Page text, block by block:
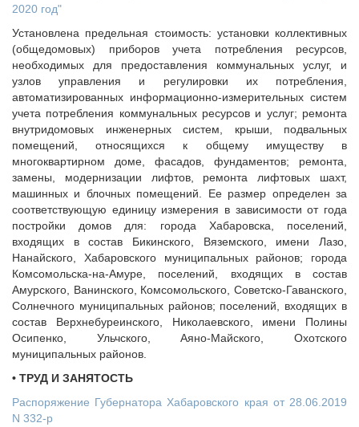
2020 год"
Установлена предельная стоимость: установки коллективных
(общедомовых) приборов учета потребления ресурсов,
необходимых для предоставления коммунальных услуг, и
узлов управления и регулировки их потребления,
автоматизированных информационно-измерительных систем
учета потребления коммунальных ресурсов и услуг; ремонта
внутридомовых инженерных систем, крыши, подвальных
помещений, относящихся к общему имуществу в
многоквартирном доме, фасадов, фундаментов; ремонта,
замены, модернизации лифтов, ремонта лифтовых шахт,
машинных и блочных помещений. Ее размер определен за
соответствующую единицу измерения в зависимости от года
постройки домов для: города Хабаровска, поселений,
входящих в состав Бикинского, Вяземского, имени Лазо,
Нанайского, Хабаровского муниципальных районов; города
Комсомольска-на-Амуре, поселений, входящих в состав
Амурского, Ванинского, Комсомольского, Советско-Гаванского,
Солнечного муниципальных районов; поселений, входящих в
состав Верхнебуреинского, Николаевского, имени Полины
Осипенко, Ульчского, Аяно-Майского, Охотского
муниципальных районов.
• ТРУД И ЗАНЯТОСТЬ
Распоряжение Губернатора Хабаровского края от 28.06.2019
N 332-р